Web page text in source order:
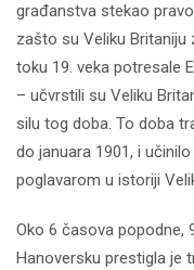
građanstva stekao
zašto su Veliku Britaniju
toku 19. veka potresale
– učvrstili su Veliku
silu tog doba. To doba
do januara 1901, i
poglavarom u istoriji
Oko 6 časova popodne,
Hanoversku prestigla je